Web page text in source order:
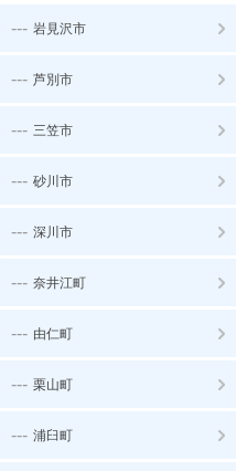
--- 岩見沢市
--- 芦別市
--- 三笠市
--- 砂川市
--- 深川市
--- 奈井江町
--- 由仁町
--- 栗山町
--- 浦臼町